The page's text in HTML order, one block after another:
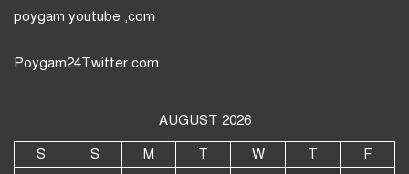
poygam youtube ,com
Poygam24Twitter.com
AUGUST 2026
S S M T W T
F